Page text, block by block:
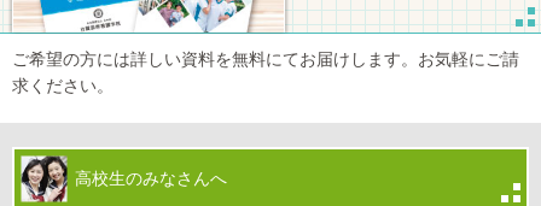
ご希望の方には詳しい資料を無料にてお届けします。お気軽にご請
求ください。
高校生のみなさんへ